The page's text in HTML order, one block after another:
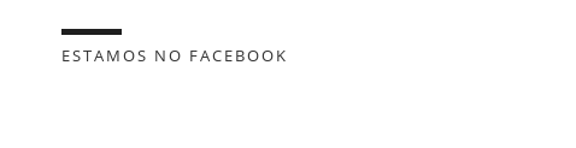
ESTAMOS NO FACEBOOK